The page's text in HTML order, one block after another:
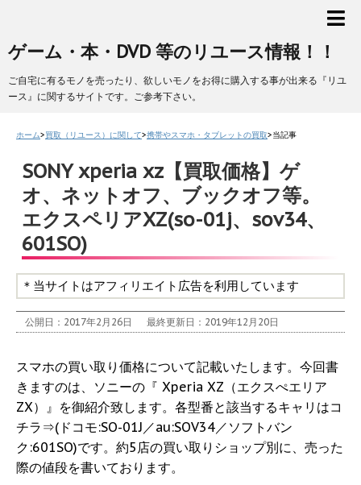
ゲーム・本・DVD 等のリユース情報！！
ご自宅に有るモノを売ったり、欲しいモノをお得に購入する事が出来る『リユ
ース』に関するサイトです。ご参考下さい。
ホーム>買取（リユース）に関して>携帯やスマホ・タブレットの買取>当記事
SONY xperia xz【買取価格】ゲ
オ、ネットオフ、ブックオフ等。
エクスペリアXZ(so-01j、sov34、
601SO)
＊当サイトはアフィリエイト広告を利用しています
公開日：2017年2月26日 最終更新日：2019年12月20日
スマホの買い取り価格について記載いたします。今回書
きますのは、ソニーの『 Xperia XZ（エクスぺエリア
ZX）』を御紹介致します。各型番と該当するキャリはコ
チラ⇒(ドコモ:SO-01J／au:SOV34／ソフトバン
ク:601SO)です。約5店の買い取りショップ別に、売った
際の値段を書いております。